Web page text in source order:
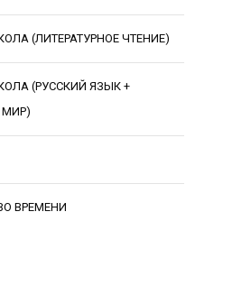
(ЛИТЕРАТУРНОЕ ЧТЕНИЕ)
(РУССКИЙ ЯЗЫК +
ВРЕМЕНИ